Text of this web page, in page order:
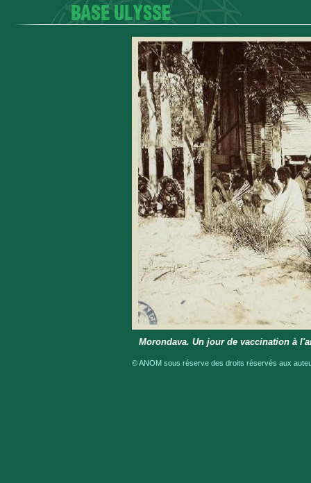
Morondava. Un jour de vaccination à
© ANOM sous réserve des droits réservés aux